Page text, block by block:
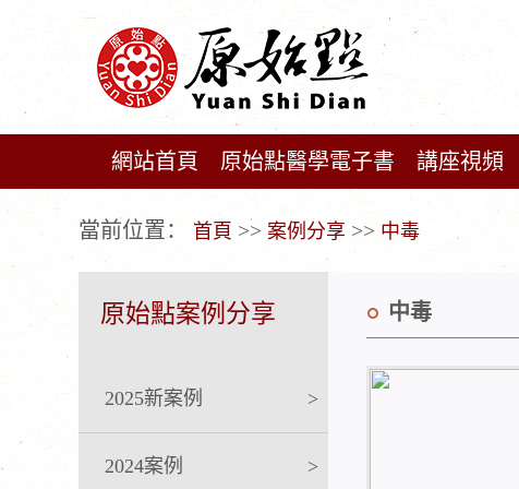
網站首頁 原始點醫學電子書 講座視頻
當前位置： 首頁 >> 案例分享 >> 中毒
原始點案例分享
2025新案例 >
2024案例 >
中毒